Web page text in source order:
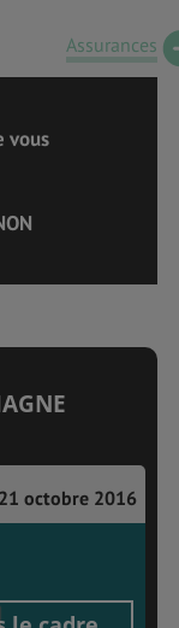
Assurances
vous
21 octobre 2016